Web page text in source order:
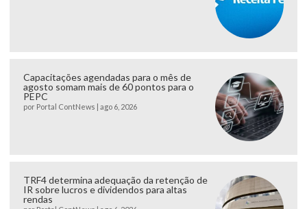
Capacitações agendadas para o mês de
agosto somam mais de 60 pontos para o
PEPC
por Portal ContNews ago 6, 2026
TRF4 determina adequação da retenção de
IR sobre lucros e dividendos para altas
rendas